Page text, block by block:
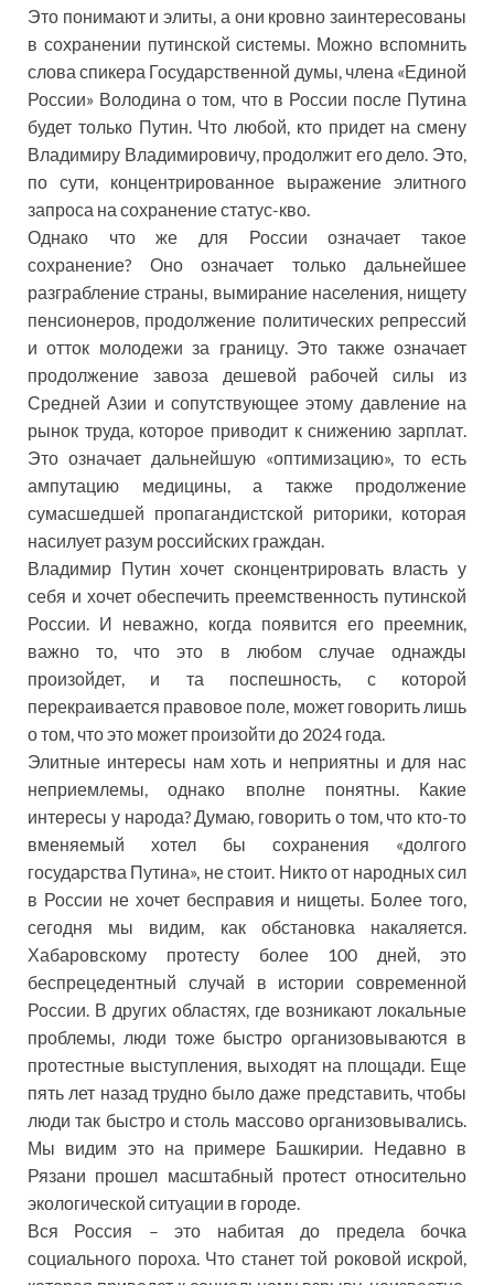
Это понимают и элиты, а они кровно заинтересованы
в сохранении путинской системы. Можно вспомнить
слова спикера Государственной думы, члена «Единой
России» Володина о том, что в России после Путина
будет только Путин. Что любой, кто придет на смену
Владимиру Владимировичу, продолжит его дело. Это,
по сути, концентрированное выражение элитного
запроса на сохранение статус-кво.
Однако что же для России означает такое
сохранение? Оно означает только дальнейшее
разграбление страны, вымирание населения, нищету
пенсионеров, продолжение политических репрессий
и отток молодежи за границу. Это также означает
продолжение завоза дешевой рабочей силы из
Средней Азии и сопутствующее этому давление на
рынок труда, которое приводит к снижению зарплат.
Это означает дальнейшую «оптимизацию», то есть
ампутацию медицины, а также продолжение
сумасшедшей пропагандистской риторики, которая
насилует разум российских граждан.
Владимир Путин хочет сконцентрировать власть у
себя и хочет обеспечить преемственность путинской
России. И неважно, когда появится его преемник,
важно то, что это в любом случае однажды
произойдет, и та поспешность, с которой
перекраивается правовое поле, может говорить лишь
о том, что это может произойти до 2024 года.
Элитные интересы нам хоть и неприятны и для нас
неприемлемы, однако вполне понятны. Какие
интересы у народа? Думаю, говорить о том, что кто-то
вменяемый хотел бы сохранения «долгого
государства Путина», не стоит. Никто от народных сил
в России не хочет бесправия и нищеты. Более того,
сегодня мы видим, как обстановка накаляется.
Хабаровскому протесту более 100 дней, это
беспрецедентный случай в истории современной
России. В других областях, где возникают локальные
проблемы, люди тоже быстро организовываются в
протестные выступления, выходят на площади. Еще
пять лет назад трудно было даже представить, чтобы
люди так быстро и столь массово организовывались.
Мы видим это на примере Башкирии. Недавно в
Рязани прошел масштабный протест относительно
экологической ситуации в городе.
Вся Россия – это набитая до предела бочка
социального пороха. Что станет той роковой искрой,